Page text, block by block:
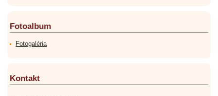
Fotoalbum
Fotogaléria
Kontakt